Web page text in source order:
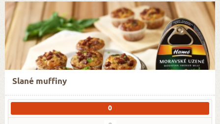
Slané muffiny
0